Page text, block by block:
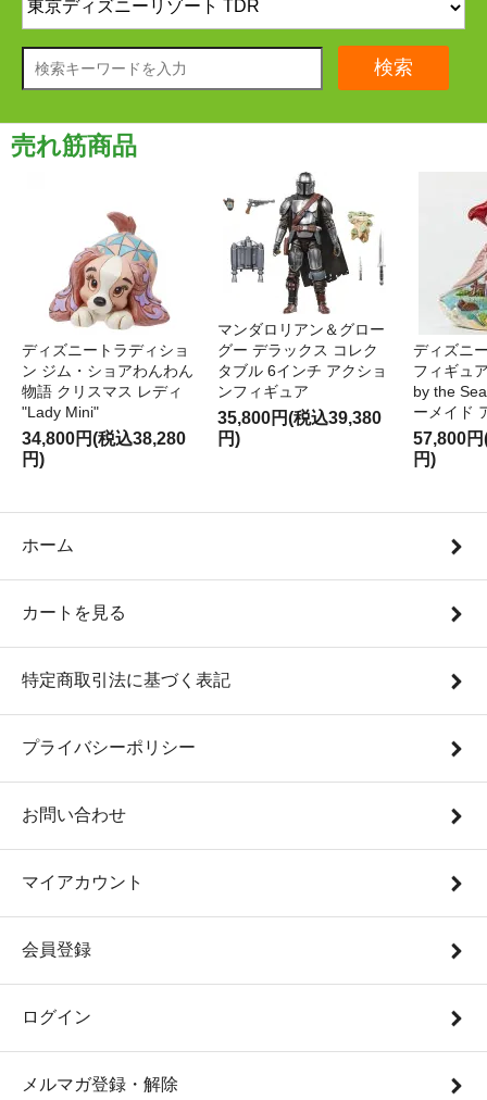
検索
売れ筋商品
ディズニートラディショ
ン ジム・ショアわんわん
物語 クリスマス レディ
"Lady Mini"
34,800円(税込38,280
円)
マンダロリアン＆グロー
グー デラックス コレク
タブル 6インチ アクショ
ンフィギュア
35,800円(税込39,380
円)
ディズニ
フィギュ
by the
ーメイド
57,800
円)
ホーム
カートを見る
特定商取引法に基づく表記
プライバシーポリシー
お問い合わせ
マイアカウント
会員登録
ログイン
メルマガ登録・解除